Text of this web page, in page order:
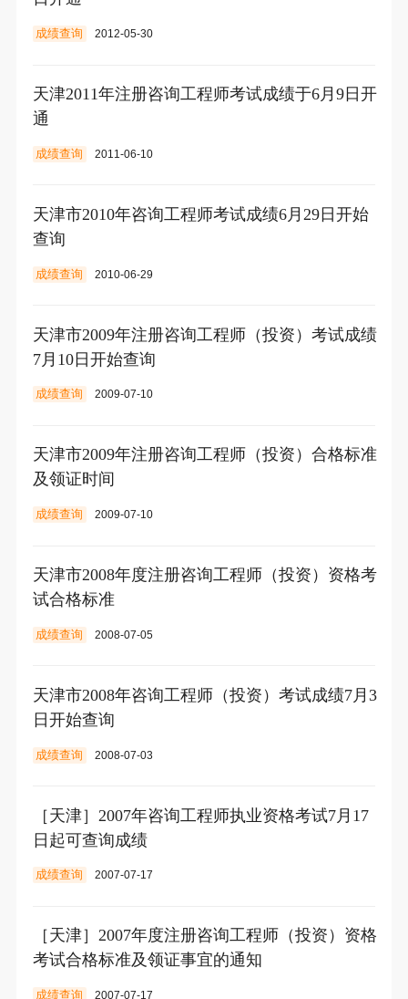
成绩查询 2012-05-30
天津2011年注册咨询工程师考试成绩于6月9日开
通
成绩查询 2011-06-10
天津市2010年咨询工程师考试成绩6月29日开始
查询
成绩查询 2010-06-29
天津市2009年注册咨询工程师（投资）考试成绩
7月10日开始查询
成绩查询 2009-07-10
天津市2009年注册咨询工程师（投资）合格标准
及领证时间
成绩查询 2009-07-10
天津市2008年度注册咨询工程师（投资）资格考
试合格标准
成绩查询 2008-07-05
天津市2008年咨询工程师（投资）考试成绩7月3
日开始查询
成绩查询 2008-07-03
［天津］2007年咨询工程师执业资格考试7月17
日起可查询成绩
成绩查询 2007-07-17
［天津］2007年度注册咨询工程师（投资）资格
考试合格标准及领证事宜的通知
成绩查询 2007-07-17